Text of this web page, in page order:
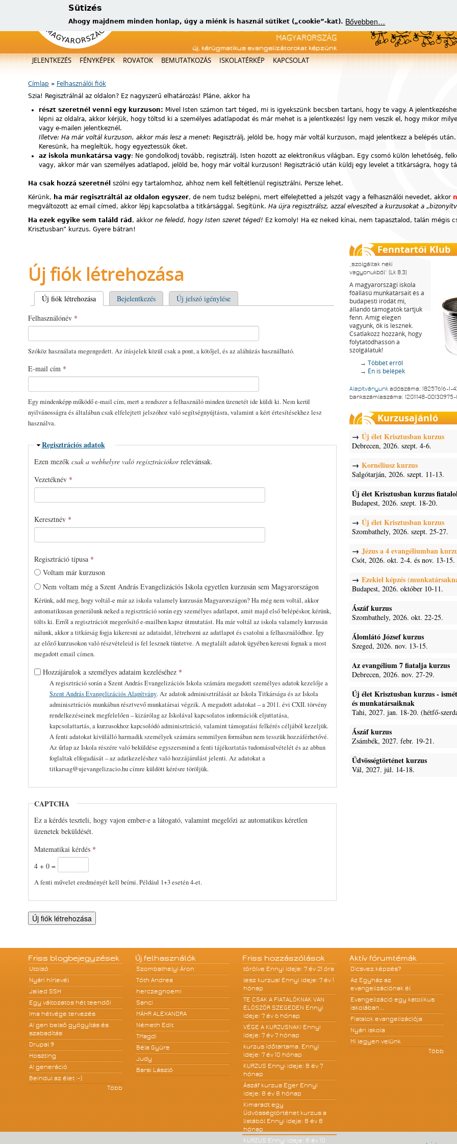
Sütizés
Ahogy majdnem minden honlap, úgy a miénk is használ sütiket („cookie”-kat). Bővebben…
új, kérügmatikus evangelizátorokat képzünk
Főmenü
JELENTKEZÉS FÉNYKÉPEK ROVATOK BEMUTATKOZÁS ISKOLATÉRKÉP KAPCSOLAT
Jelenlegi hely
Címlap » Felhasználói fiók
Szia! Regisztrálnál az oldalon? Ez nagyszerű elhatározás! Pláne, akkor ha
részt szeretnél venni egy kurzuson: Mivel Isten számon tart téged, mi is igyekszünk becsben tartani, hogy te vagy. A
lépni az oldalra, akkor kérjük, hogy töltsd ki a személyes adatlapodat és már mehet is a jelentkezés! Így nem veszik el, hogy mikor
vagy e-mailen jelentkeznél.
Illetve: Ha már voltál kurzuson, akkor más lesz a menet: Regisztrálj, jelöld be, hogy már voltál kurzuson, majd jelentkezz a belépés
Keresünk, ha megleltük, hogy egyeztessük őket.
az iskola munkatársa vagy: Ne gondolkodj tovább, regisztrálj. Isten hozott az elektronikus világban. Egy csomó külön lehetőség,
vagy, akkor már van személyes adatlapod, jelöld be, hogy már voltál kurzuson! Regisztráció után küldj egy levelet a titkárságra, hogy
Ha csak hozzá szeretnél szólni egy tartalomhoz, ahhoz nem kell feltétlenül regisztrálni. Persze lehet.
Kérünk, ha már regisztráltál az oldalon egyszer, de nem tudsz belépni, mert elfelejtetted a jelszót vagy a felhasználói nevedet, akkor
megváltozott az email címed, akkor lépj kapcsolatba a titkársággal. Segítünk. Ha újra regisztrálsz, azzal elveszíted a kurzusokat a
Ha ezek egyike sem találd rád , akkor ne feledd, hogy Isten szeret téged! Ez komoly! Ha ez neked kínai, nem tapasztalod, talán mégis
Krisztusban” kurzus. Gyere bátran!
Új fiók létrehozása
Elsődleges fülek
Új fiók létrehozása (aktív fül)Bejelentkezés Új jelszó igénylése
Felhasználónév *
Szóköz használata megengedett. Az írásjelek közül csak a pont, a kötőjel, és az aláhúzás használható.
E-mail cím *
Egy mindenképp működő e-mail cím, mert a rendszer a felhasználó minden üzenetét ide küldi ki. Nem kerül
nyilvánosságra és általában csak elfelejtett jelszóhoz való segítségnyújtásra, valamint a kért értesítésekhez lesz
használva.
Elrejtés
Regisztrációs adatok
Ezen mezők csak a webhelyre való regisztrációkorrelevánsak.
Vezetéknév *
Keresztnév *
Regisztráció típusa *
Voltam már kurzuson
Nem voltam még a Szent András Evangelizációs Iskola egyetlen kurzusán sem Magyarországon
Kérünk, add meg, hogy voltál-e már az iskola valamely kurzusán Magyarországon? Ha még nem voltál, akkor
automatikusan generálunk neked a regisztráció során egy személyes adatlapot, amit majd első belépéskor, kérünk,
tölts ki. Erről a regisztrációt megerősítő e-mailben kapsz útmutatást. Ha már voltál az iskola valamely kurzusán
nálunk, akkor a titkárság fogja kikeresni az adataidat, létrehozni az adatlapot és csatolni a felhasználódhoz. Így
az előző kurzusokon való részvételeid is fel lesznek tüntetve. A megtalált adatok ügyében keresni fognak a most
megadott email címen.
Hozzájárulok a személyes adataim kezeléséhez *
A regisztráció során a Szent András Evangelizációs Iskola számára megadott személyes adatok kezelője a
Szent András Evangelizációs Alapítvány. Az adatok adminisztrálását az Iskola Titkársága és az Iskola
adminisztrációs munkában résztvevő munkatársai végzik. A megadott adatokat – a 2011. évi CXII. törvény
rendelkezéseinek megfelelően – kizárólag az Iskolával kapcsolatos információk eljuttatása,
kapcsolattartás, a kurzusokhoz kapcsolódó adminisztráció, valamint támogatási felkérés céljából kezeljük.
A fenti adatokat kívülálló harmadik személyek számára semmilyen formában nem tesszük hozzáférhetővé.
Az űrlap az Iskola részére való beküldése egyszersmind a fenti tájékoztatás tudomásulvételét és az abban
foglaltak elfogadását – az adatkezeléshez való hozzájárulást jelenti. Az adatokat a
titkarsag@ujevangelizacio.hu címre küldött kérésre töröljük.
CAPTCHA
Ez a kérdés teszteli, hogy vajon ember-e a látogató, valamint megelőzi az automatikus kéretlen
üzenetek beküldését.
Matematikai kérdés *
4 + 0 =
A fenti művelet eredményét kell beírni. Például 1+3 esetén 4-et.
Fenntartói Klub
szolgáltak neki
vagyonukból
(Lk 8,3)
A magyarországi iskola
főállású munkatársait és a
budapesti irodát mi,
állandó támogatók tartjuk
fenn. Amíg elegen
vagyunk, ők is lesznek.
Csatlakozz hozzánk, hogy
folytatódhasson a
szolgálatuk!
→ Többet erről
→ Én is belépek
Alapítványunk adószáma: 18257616-1-
bankszámlaszáma: 12011148-
Kurzusajánló
Új élet Krisztusban kurzus
Debrecen, 2026. szept. 4-6.
Kornéliusz kurzus
Salgótarján, 2026. szept. 11-13.
Új élet Krisztusban kurzus
Budapest, 2026. szept. 18-20.
Új élet Krisztusban kurzus
Szombathely, 2026. szept. 25-27.
Jézus a 4 evangéliumban
Csót, 2026. okt. 2-4. és nov. 13-15.
Ezekiel képzés
Budapest, 2026. október 10-11.
Ászáf kurzus
Szombathely, 2026. okt. 22-25.
Álomlátó József kurzus
Szeged, 2026. nov. 13-15.
Az evangélium 7 fiatalja kurzus
Debrecen, 2026. nov. 27-29.
Új élet Krisztusban kurzus -
és munkatársaiknak
Tahi, 2027. jan. 18-20. (hétfő-
Ászáf kurzus
Zsámbék, 2027. febr. 19-21.
Üdvösségtörténet kurzus
Vál, 2027. júl. 14-18.
Friss blogbejegyzések
Utolsó
Nyári hírlevél
Jailed SSH
Egy változatos hét teendői
Ima hétvége tervezés
A! gen belső gyógyítás és
szabadítás
Drupal 9
Hoszting
A! generáció
Beindul az élet :-)
Több
Új felhasználók
Szombathelyi Áron
Tóth Andrea
herczegnoemi
Sanci
MÁHR ALEXANDRA
Németh Edit
TMagdi
Béla Gyüre
Judy
Barsi László
Friss hozzászólások
törölve Ennyi ideje: 7 év 21 óra
lesz kurzus! Ennyi ideje: 7 év 1
hónap
TE CSAK A FIATALÓKNAK VAN
ELÖSZÖR SZEGEDEN Ennyi
ideje: 7 év 6 hónap
VÉGE A KURZUSNAK! Ennyi
ideje: 7 év 7 hónap
kurzus időtartama. Ennyi
ideje: 7 év 10 hónap
KURZUS Ennyi ideje: 8 év 7
hónap
Ászáf kurzus Eger Ennyi
ideje: 8 év 8 hónap
Kimaradt egy
Üdvösségtörténet kurzus a
listából Ennyi ideje: 8 év 8
hónap
KURZUS Ennyi ideje: 8 év 10
Aktív fórumtémák
Dicsvez képzés?
Az Egyház az
evangelizációnak él
Evangelizáció egy katolikus
iskolában...
Fiatalok evangelizációja
Nyári iskola
Mi legyen velünk
Több